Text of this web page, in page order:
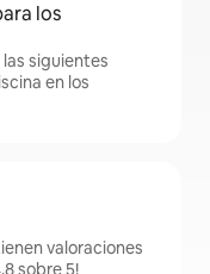
los
siguientes
en los
valoraciones
sobre 5!